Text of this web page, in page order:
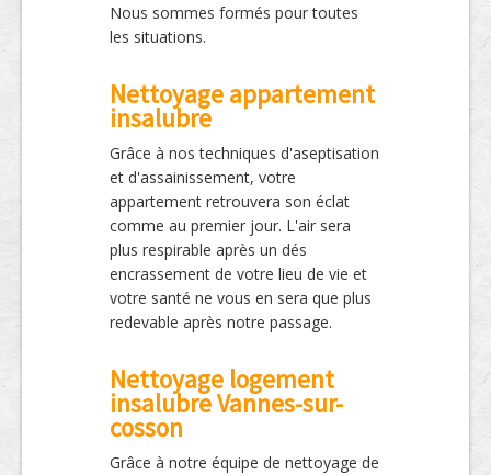
Nous sommes formés pour toutes
les situations.
Nettoyage appartement
insalubre
Grâce à nos techniques d'aseptisation
et d'assainissement, votre
appartement retrouvera son éclat
comme au premier jour. L'air sera
plus respirable après un dés
encrassement de votre lieu de vie et
votre santé ne vous en sera que plus
redevable après notre passage.
Nettoyage logement
insalubre Vannes-sur-
cosson
Grâce à notre équipe de nettoyage de